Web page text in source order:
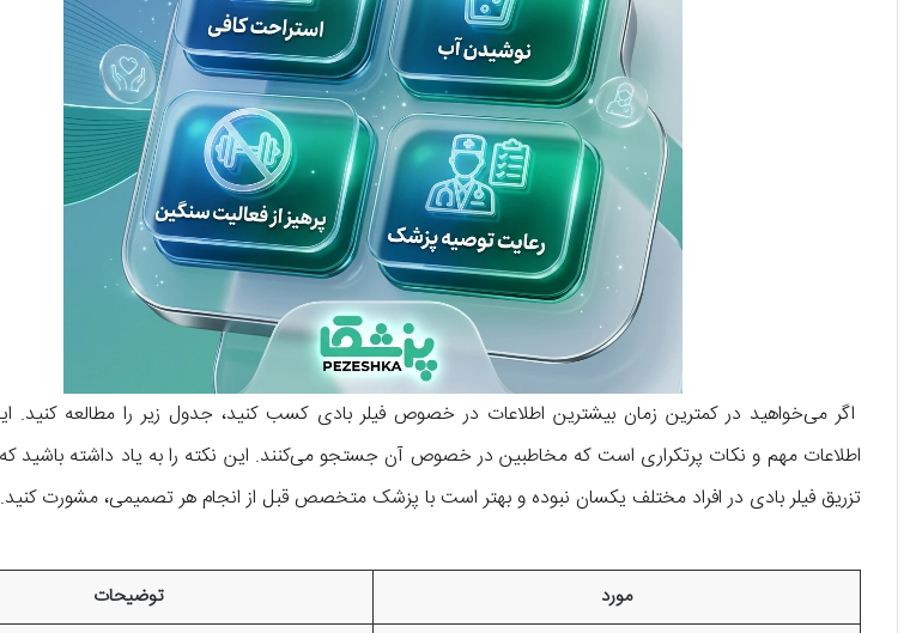
اگر می‌خواهید در کمترین زمان بیشترین اطلاعات در خصوص فیلر بادی کسب کنید، جدول زیر را مطالعه
اطلاعات مهم و نکات پرتکراری است که مخاطبین در خصوص آن جستجو می‌کنند. این نکته را به یاد داشته باشید
تزریق فیلر بادی در افراد مختلف یکسان نبوده و بهتر است با پزشک متخصص قبل از انجام هر تصمیمی، مشورت کنید.
مورد
توضیحات